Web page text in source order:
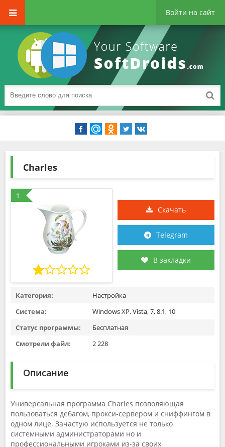
Войти на сайт
Charles
1
Скачать
Telegram
В закладки
Категория:
Настройка
Система:
Windows XP, Vista, 7, 8.1, 10
Статус программы:
Бесплатная
Смотрели файл:
2 228
Описание
Универсальная программа Charles позволяющая
пользоваться дебагом, прокси-сервером и сниффингом в
одном лице. Зачастую используется не только
системными администраторами но и
профессиональными игроками из-за своих